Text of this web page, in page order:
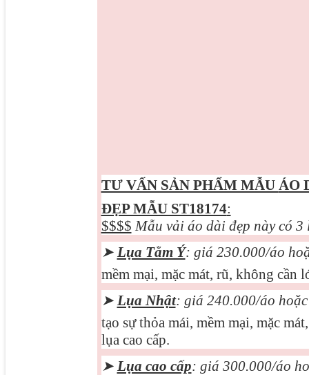
TƯ VẤN SẢN PHẨM MẪU ÁO
ĐẸP MẪU ST18174:
$$$$ Mẫu vải áo dài đẹp này có
➤ Lụa Tằm Ý: giá 230.000/áo
mềm mại, mặc mát, rũ, không cần
➤ Lụa Nhật: giá 240.000/áo
tạo sự thỏa mái, mềm mại, mặc
lụa cao cấp.
➤ Lụa cao cấp: giá 300.000/áo